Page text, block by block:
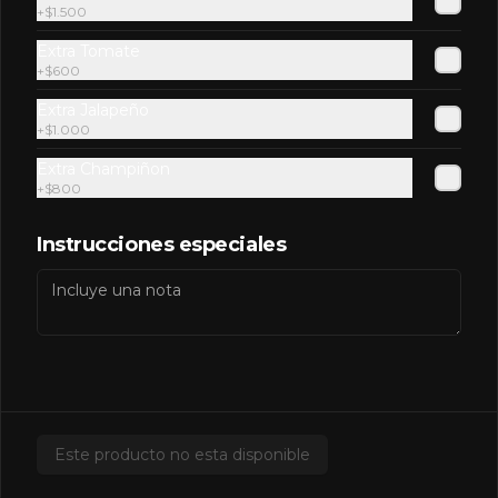
$2.500
Salsas Extras
$600
+$1.500
+$600
+$1.000
+$800
Instrucciones especiales
Este producto no esta disponible